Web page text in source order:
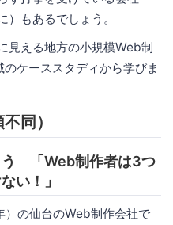
）もあるでしょう。
見える地方の小規模Web制
ケーススタディから学びま
同）
う 「Web制作者は3つ
い！」
）の仙台のWeb制作会社で